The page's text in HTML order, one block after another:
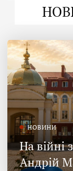
НОВИНИ
На війні
Андрій